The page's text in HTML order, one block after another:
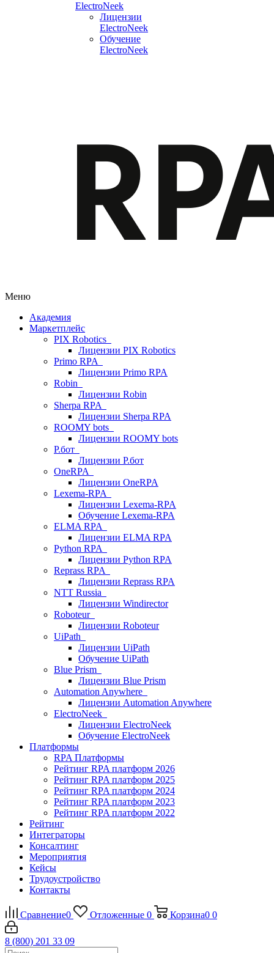
ElectroNeek
Лицензии
ElectroNeek
Обучение
ElectroNeek
Меню
Академия
Маркетплейс
PIX Robotics
Лицензии PIX Robotics
Primo RPA
Лицензии Primo RPA
Robin
Лицензии Robin
Sherpa RPA
Лицензии Sherpa RPA
ROOMY bots
Лицензии ROOMY bots
Р.бот
Лицензии Р.бот
OneRPA
Лицензии OneRPA
Lexema-RPA
Лицензии Lexema-RPA
Обучение Lexema-RPA
ELMA RPA
Лицензии ELMA RPA
Python RPA
Лицензии Python RPA
Reprass RPA
Лицензии Reprass RPA
NTT Russia
Лицензии Windirector
Roboteur
Лицензии Roboteur
UiPath
Лицензии UiPath
Обучение UiPath
Blue Prism
Лицензии Blue Prism
Automation Anywhere
Лицензии Automation Anywhere
ElectroNeek
Лицензии ElectroNeek
Обучение ElectroNeek
Платформы
RPA Платформы
Рейтинг RPA платформ 2026
Рейтинг RPA платформ 2025
Рейтинг RPA платформ 2024
Рейтинг RPA платформ 2023
Рейтинг RPA платформ 2022
Рейтинг
Интеграторы
Консалтинг
Mероприятия
Кейсы
Трудоустройство
Контакты
Сравнение0 Отложенные 0 Корзина0 0
8 (800) 201 33 09